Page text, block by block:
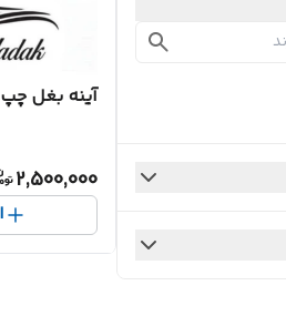
آینه بغل چپ
2,500,000